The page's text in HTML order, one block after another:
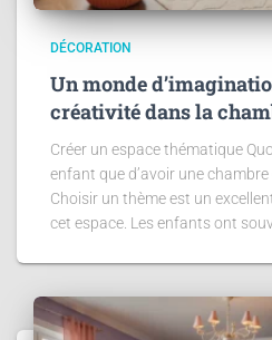
DÉCORATION
Un monde
créativité dans la
Créer un espace thématique
enfant que d’avoir une
Choisir un thème est un
cet espace. Les enfants ont